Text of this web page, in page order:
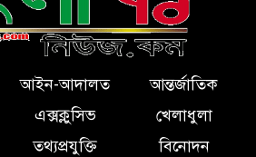
আইন-আদালত
আন্তর্জাতিক
এক্সক্লুসিভ
খেলাধুলা
তথ্যপ্রযুক্তি
বিনোদন